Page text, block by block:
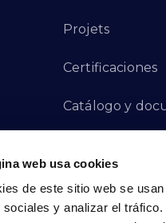
web usa cookies
de este sitio web se
sociales y analizar el
Projets
Certificaciones
Catálogo y
Canal de